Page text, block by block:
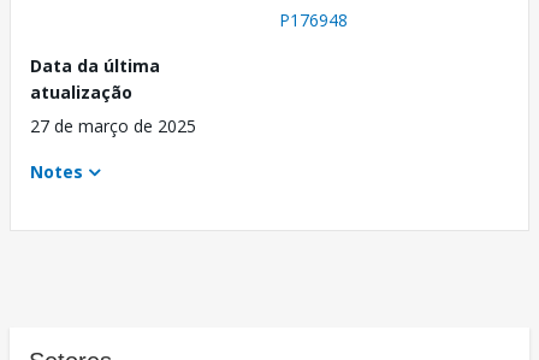
P176948
Data da última
atualização
27 de março de 2025
Notes